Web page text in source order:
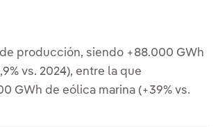
de producción, siendo +88.000 GWh
vs. 2024), entre la que
GWh de eólica marina (+39% vs.